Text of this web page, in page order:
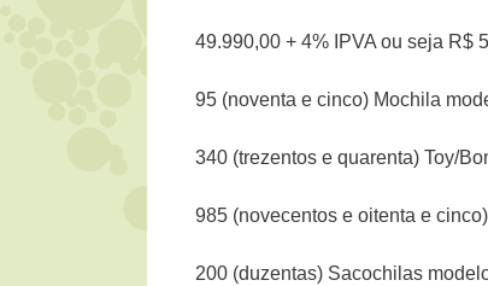
49.990,00 + 4% IPVA ou seja R$
95 (noventa e cinco) Mochila
340 (trezentos e quarenta) Toy/
985 (novecentos e oitenta e
200 (duzentas) Sacochilas